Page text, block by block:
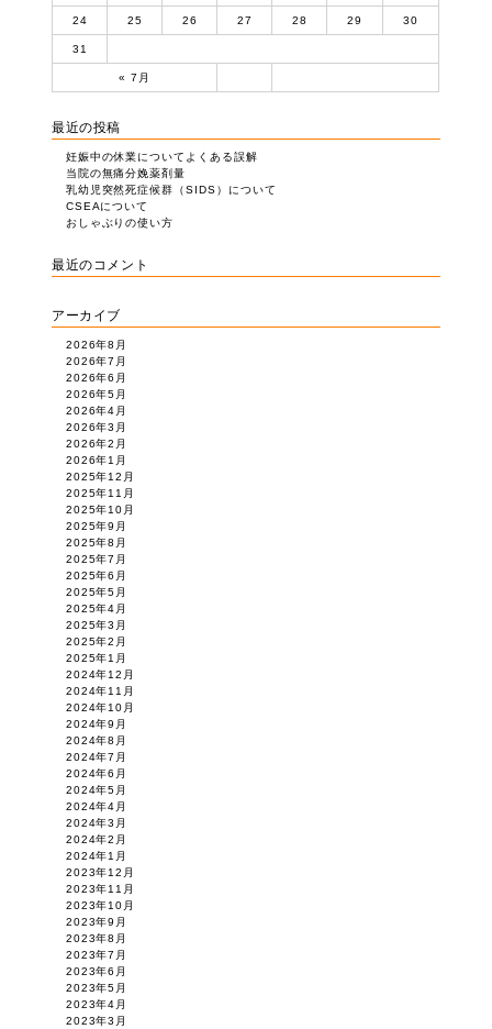
« 7月
24 25 26 27 28 29 30
31
最近の投稿
妊娠中の休業についてよくある誤解
当院の無痛分娩薬剤量
乳幼児突然死症候群（SIDS）について
CSEAについて
おしゃぶりの使い方
最近のコメント
アーカイブ
2026年8月
2026年7月
2026年6月
2026年5月
2026年4月
2026年3月
2026年2月
2026年1月
2025年12月
2025年11月
2025年10月
2025年9月
2025年8月
2025年7月
2025年6月
2025年5月
2025年4月
2025年3月
2025年2月
2025年1月
2024年12月
2024年11月
2024年10月
2024年9月
2024年8月
2024年7月
2024年6月
2024年5月
2024年4月
2024年3月
2024年2月
2024年1月
2023年12月
2023年11月
2023年10月
2023年9月
2023年8月
2023年7月
2023年6月
2023年5月
2023年4月
2023年3月